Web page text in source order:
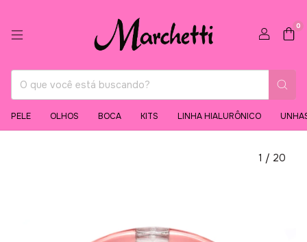
0
PELE OLHOS BOCA KITS LINHA HIALURÔNICO
1 / 20